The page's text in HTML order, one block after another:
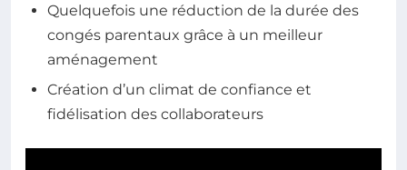
Quelquefois une réduction de la durée des
congés parentaux grâce à un meilleur
aménagement
Création d’un climat de confiance et
fidélisation des collaborateurs